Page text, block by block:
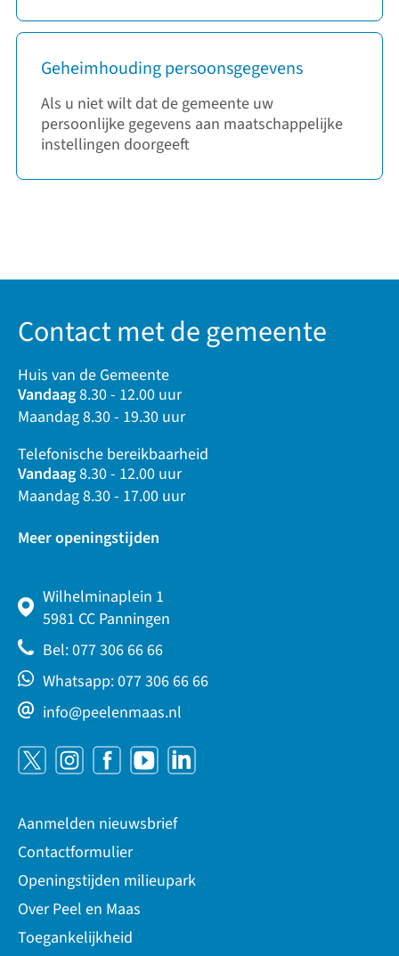
Geheimhouding persoonsgegevens
Als u niet wilt dat de gemeente uw
persoonlijke gegevens aan maatschappelijke
instellingen doorgeeft
Contact met de gemeente
Huis van de Gemeente
Vandaag8.30 - 12.00 uur
Maandag 8.30 - 19.30 uur
Telefonische bereikbaarheid
Vandaag8.30 - 12.00 uur
Maandag 8.30 - 17.00 uur
Meer openingstijden
Wilhelminaplein 1
5981 CC Panningen
Bel: 077 306 66 66
Whatsapp: 077 306 66 66
info@peelenmaas.nl
Aanmelden nieuwsbrief
Contactformulier
Openingstijden milieupark
Over Peel en Maas
Toegankelijkheid